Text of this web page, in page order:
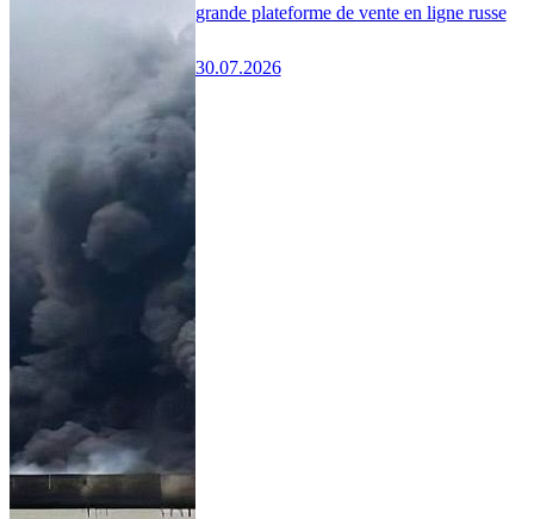
grande plateforme de vente en ligne russe
30.07.2026